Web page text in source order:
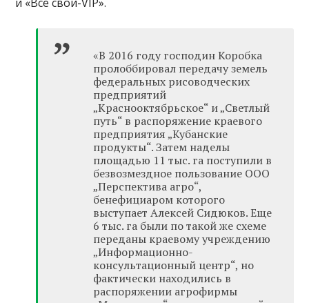
«В 2016 году господин Коробка
пролоббировал передачу земель
федеральных рисоводческих
предприятий
„Краснооктябрьское“ и „Светлый
путь“ в распоряжение краевого
предприятия „Кубанские
продукты“. Затем наделы
площадью 11 тыс. га поступили в
безвозмездное пользование ООО
„Перспектива агро“,
бенефициаром которого
выступает Алексей Сидюков. Еще
6 тыс. га были по такой же схеме
переданы краевому учреждению
„Информационно-
консультационный центр“, но
фактически находились в
распоряжении агрофирмы